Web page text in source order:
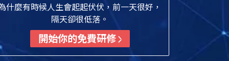
什麼有時候人生會起起伏伏，前一天很好，
隔天卻很低落。
開始你的免費研修